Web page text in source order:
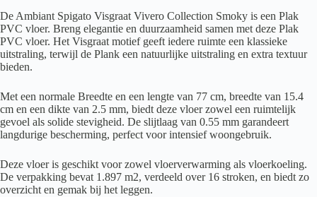
De Ambiant Spigato Visgraat Vivero Collection Smoky is een Plak
PVC vloer. Breng elegantie en duurzaamheid samen met deze Plak
PVC vloer. Het Visgraat motief geeft iedere ruimte een klassieke
uitstraling, terwijl de Plank een natuurlijke uitstraling en extra textuur
bieden.
Met een normale Breedte en een lengte van 77 cm, breedte van 15.4
cm en een dikte van 2.5 mm, biedt deze vloer zowel een ruimtelijk
gevoel als solide stevigheid. De slijtlaag van 0.55 mm garandeert
langdurige bescherming, perfect voor intensief woongebruik.
Deze vloer is geschikt voor zowel vloerverwarming als vloerkoeling.
De verpakking bevat 1.897 m2, verdeeld over 16 stroken, en biedt zo
overzicht en gemak bij het leggen.